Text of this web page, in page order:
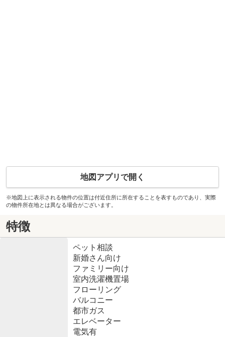
地図アプリで開く
※地図上に表示される物件の位置は付近住所に所在することを表すものであり、実際
の物件所在地とは異なる場合がございます。
特徴
ペット相談
新婚さん向け
ファミリー向け
室内洗濯機置場
フローリング
バルコニー
都市ガス
エレベーター
電気有